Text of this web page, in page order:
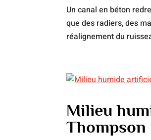
Un canal en béton
que des radiers, des
réalignement du
Milieu
Thompson